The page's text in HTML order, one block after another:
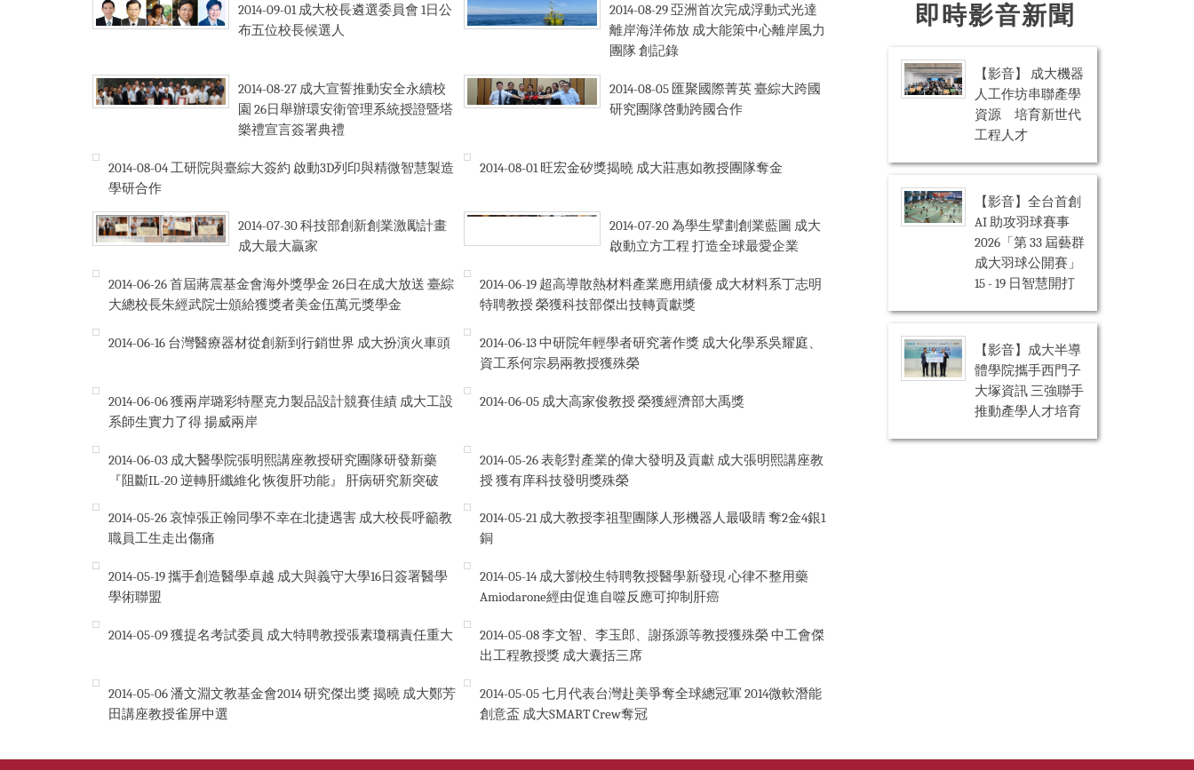
2014-09-01成大校長遴選委員會 1日公
布五位校長候選人
2014-08-29亞洲首次完成浮動式光達
離岸海洋佈放 成大能策中心離岸風力
團隊 創記錄
2014-08-27 成大宣誓推動安全永續校
園 26日舉辦環安衛管理系統授證暨塔
樂禮宣言簽署典禮
2014-08-05 匯聚國際菁英 臺綜大跨國
研究團隊啓動跨國合作
2014-08-04工研院與臺綜大簽約 啟動
2014-08-01 旺宏金矽獎揭曉 成大莊惠如教授團隊奪金
2014-07-30科技部創新創業激勵計畫
成大最大贏家
2014-07-20為學生擘劃創業藍圖 成大
啟動立方工程 打造全球最愛企業
2014-06-26首屆蔣震基金會海外獎學金 26日在成大放送 臺綜
大總校長朱經武院士頒給獲獎者美金伍萬元獎學金
2014-06-19 超高導散熱材料產業應用績優 成大材料系丁志明
特聘教授 榮獲科技部傑出技轉貢獻獎
2014-06-16 台灣醫療器材從創新到行銷世界 成大扮演火車頭 2014-06-13中研院年輕學者研究著作獎 成大化學系吳耀庭、
資工系何宗易兩教授獲殊榮
2014-06-06獲兩岸璐彩特壓克力製品設計競賽佳績 成大工設
系師生實力了得 揚威兩岸
2014-06-05 成大高家俊教授 榮獲經濟部大禹獎
2014-06-03 成大醫學院張明熙講座教授研究團隊研發新藥
『阻斷IL-20 逆轉肝纖維化 恢復肝功能』 肝病研究新突破
2014-05-26表彰對產業的偉大發明及貢獻 成大張明熙講座教
授 獲有庠科技發明獎殊榮
2014-05-26哀悼張正翰同學不幸在北捷遇害 成大校長呼籲教
職員工生走出傷痛
2014-05-21成大教授李祖聖團隊人形機器人最吸睛 奪2金4銀1
銅
2014-05-19攜手創造醫學卓越 成大與義守大學16日簽署醫學
學術聯盟
2014-05-14 成大劉校生特聘敎授醫學新發現 心律不整用藥
Amiodarone經由促進自噬反應可抑制肝癌
2014-05-09獲提名考試委員 成大特聘教授張素瓊稱責任重大 2014-05-08李文智、李玉郎、謝孫源等教授獲殊榮 中工會傑
出工程教授獎 成大囊括三席
2014-05-06潘文淵文教基金會2014 研究傑出獎 揭曉 成大鄭芳
田講座教授雀屏中選
2014-05-05七月代表台灣赴美爭奪全球總冠軍 2014微軟潛能
創意盃 成大SMART Crew奪冠
即時影音新聞
【影音】 成大機器
人工作坊串聯產學
資源 培育新世代
工程人才
【影音】全台首創
AI 助攻羽球賽事
2026「第 33 屆藝群
成大羽球公開賽」
15 - 19 日智慧開打
【影音】成大半導
體學院攜手西門子
大塚資訊 三強聯手
推動產學人才培育